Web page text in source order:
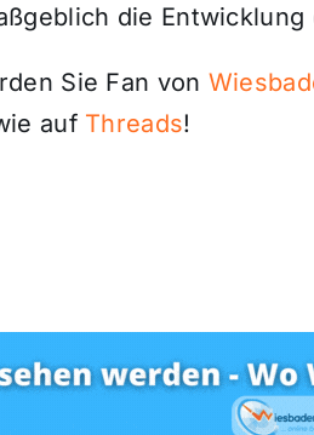
die Entwicklung
Sie Fan von
auf Threads!